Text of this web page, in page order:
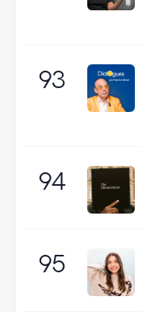
93
94
95